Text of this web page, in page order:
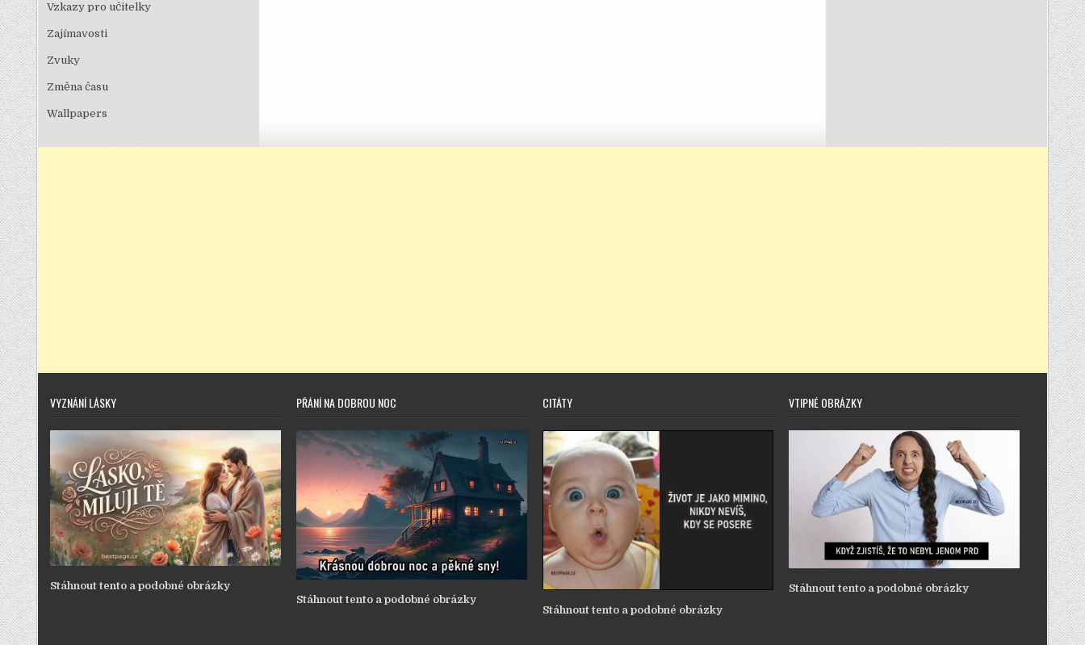
Vzkazy pro učitelky
Zajímavosti
Zvuky
Změna času
Wallpapers
VYZNÁNÍ LÁSKY
Stáhnout tento a podobné obrázky
PŘÁNÍ NA DOBROU NOC
Stáhnout tento a podobné obrázky
CITÁTY
Stáhnout tento a podobné obrázky
VTIPNÉ OBRÁZKY
Stáhnout tento a podobné obrázky